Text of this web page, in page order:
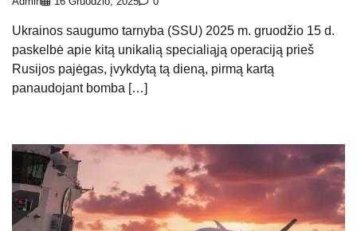
Ukrainos saugumo tarnyba (SSU) 2025 m. gruodžio 15 d.
paskelbė apie kitą unikalią specialiąją operaciją prieš
Rusijos pajėgas, įvykdytą tą dieną, pirmą kartą
panaudojant bomba […]